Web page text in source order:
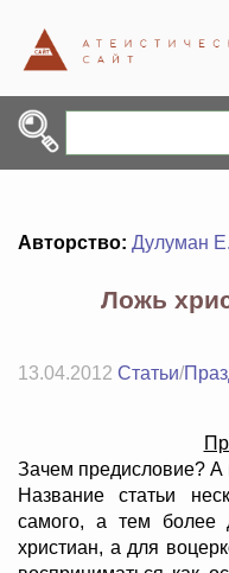
Авторство: Дулуман Е.
Ложь
13.04.2012 Статьи/
Зачем предисловие? А
Название статьи
самого, а тем более
христиан, а для